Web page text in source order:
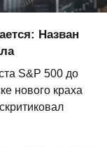
Назван
S&P 500 до
нового краха